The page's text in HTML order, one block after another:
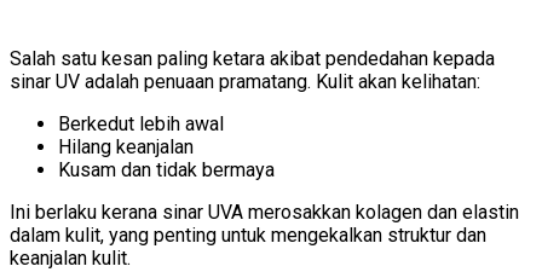
Salah satu kesan paling ketara akibat pendedahan kepada
sinar UV adalah penuaan pramatang. Kulit akan kelihatan:
Berkedut lebih awal
Hilang keanjalan
Kusam dan tidak bermaya
Ini berlaku kerana sinar UVA merosakkan kolagen dan elastin
dalam kulit, yang penting untuk mengekalkan struktur dan
keanjalan kulit.